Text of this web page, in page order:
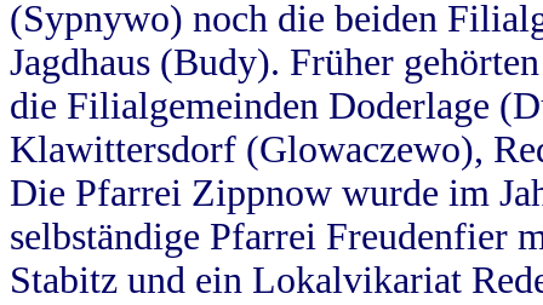
(Sypnywo) noch die beiden
Jagdhaus (Budy). Früher
die Filialgemeinden Doderlage
Klawittersdorf (Glowaczewo),
Die Pfarrei Zippnow wurde im
selbständige Pfarrei Freudenfier
Stabitz und ein Lokalvikariat